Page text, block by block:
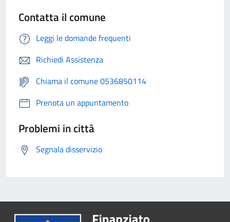
Contatta il comune
Leggi le domande frequenti
Richiedi Assistenza
Chiama il comune 0536850114
Prenota un appuntamento
Problemi in città
Segnala disservizio